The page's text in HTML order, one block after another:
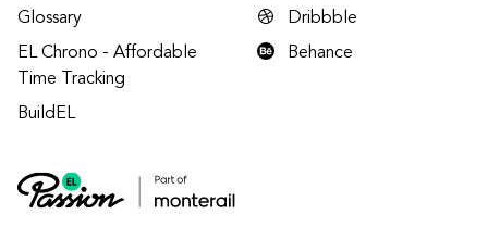
Glossary
EL Chrono - Affordable
Time Tracking
BuildEL
Dribbble
Behance